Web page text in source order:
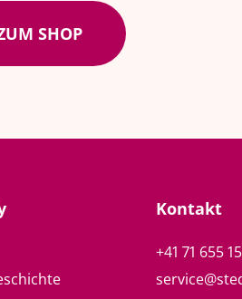
SHOP
Kontakt
+41 71 655